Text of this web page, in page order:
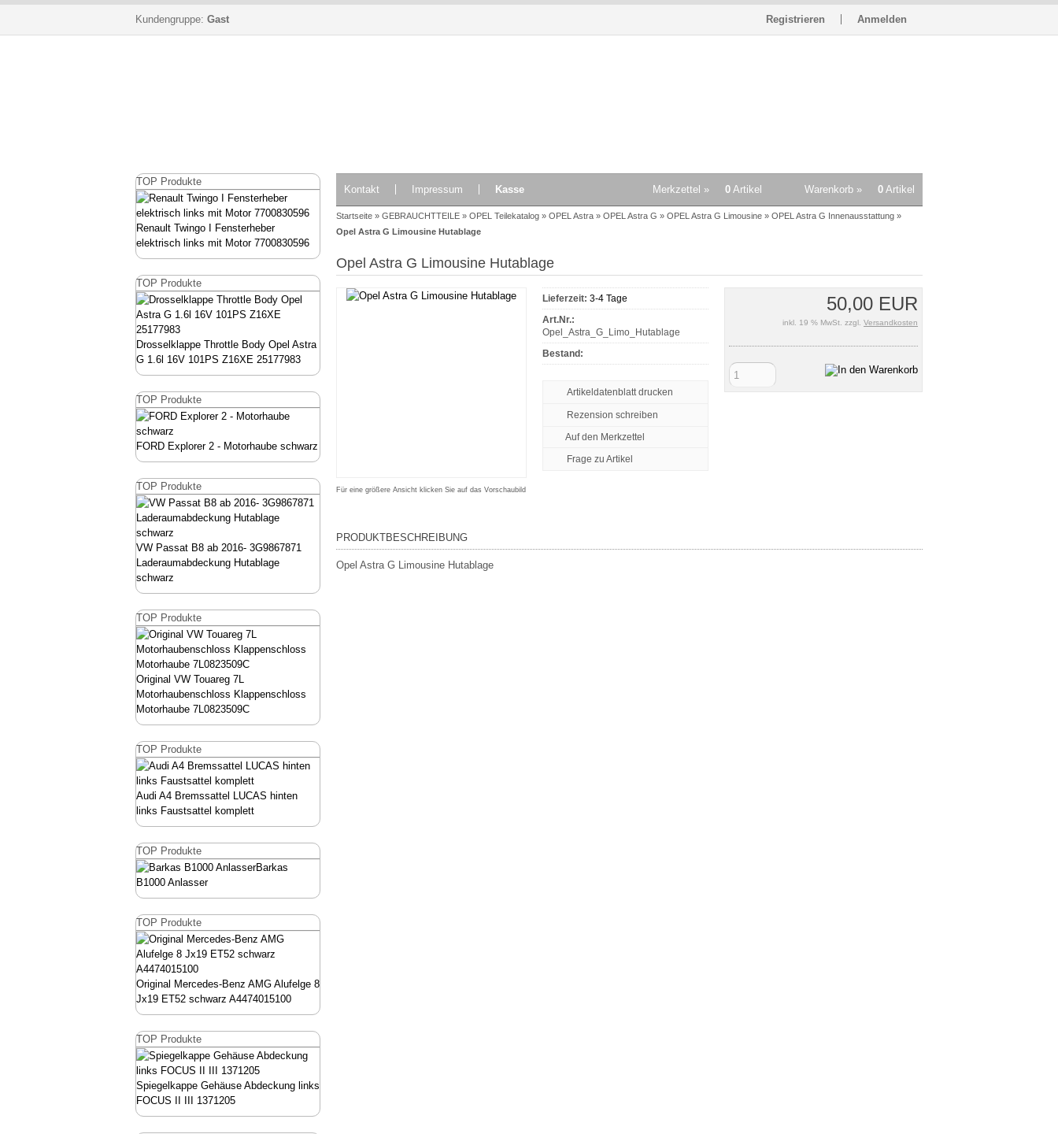
Kundengruppe: Gast Registrieren Anmelden
TOP Produkte
Renault Twingo I Fensterheber
elektrisch links mit Motor 7700830596
TOP Produkte
Drosselklappe Throttle Body Opel Astra
G 1.6l 16V 101PS Z16XE 25177983
TOP Produkte
FORD Explorer 2 - Motorhaube schwarz
TOP Produkte
VW Passat B8 ab 2016- 3G9867871
Laderaumabdeckung Hutablage
schwarz
TOP Produkte
Original VW Touareg 7L
Motorhaubenschloss Klappenschloss
Motorhaube 7L0823509C
TOP Produkte
Audi A4 Bremssattel LUCAS hinten
links Faustsattel komplett
TOP Produkte
Barkas
B1000 Anlasser
TOP Produkte
Original Mercedes-Benz AMG Alufelge 8
Jx19 ET52 schwarz A4474015100
TOP Produkte
Spiegelkappe Gehäuse Abdeckung links
FOCUS II III 1371205
Kontakt Impressum Kasse Warenkorb » 0 Artikel
Merkzettel » 0 Artikel
Startseite » GEBRAUCHTTEILE » OPEL Teilekatalog » OPEL Astra » OPEL Astra G » OPEL Astra G Limousine » OPEL Astra G Innenausstattung »
Opel Astra G Limousine Hutablage
Opel Astra G Limousine Hutablage
Für eine größere Ansicht klicken Sie auf das Vorschaubild
Lieferzeit: 3-4 Tage
Art.Nr.:
Opel_Astra_G_Limo_Hutablage
Bestand:
Artikeldatenblatt drucken
Rezension schreiben
Frage zu Artikel
50,00 EUR
inkl. 19 % MwSt. zzgl. Versandkosten
PRODUKTBESCHREIBUNG
Opel Astra G Limousine Hutablage